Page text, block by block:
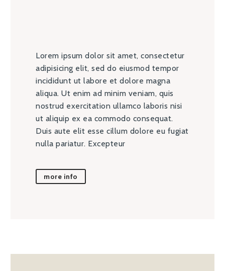
Lorem ipsum dolor sit amet, consectetur
adipisicing elit, sed do eiusmod tempor
incididunt ut labore et dolore magna
aliqua. Ut enim ad minim veniam, quis
nostrud exercitation ullamco laboris nisi
ut aliquip ex ea commodo consequat.
Duis aute elit esse cillum dolore eu fugiat
nulla pariatur. Excepteur
more info